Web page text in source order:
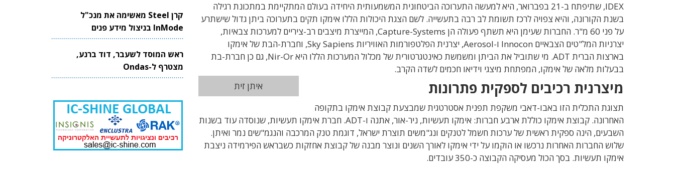
IDEX, שתיפתח ב-21 בפברואר, היא למעשה התערוכה הביטחונית המשמעותית היחידה בעולם המתקיימת במתכונת רגילה
בשנת הקורונה, והיא צפויה לרכז תשומת לב רבה בתעשייה. לשם הצגת היכולות הללו אימקו תקים בתערוכה ביתן גדול שישתרע
על פני 60 מ"ר. החברות שעימן היא תשתף פעולה הן Capture-Systems, המייצרת מיצבים רב-ציריים למערכות צבאיות,
יצרניות המל"טים הצבאיים Innocon ו-Aerosol, יצרנית הפלטפורמות האוויריות Sky Sapiens, וחברת-הבת של אימקו
בארצות הברית ADT. מי שתוביל את הביתן ומשמשת כאינטגרטורית של מכלול המערכות הללו היא Nir-Or, גם כן חברת-בת
בבעלות מלאה של אימקו, המפתחת מיצגי וידיאו חכמים לשדה הקרב.
מיצרנית רכיבים לספקית פתרונות
איתן זית
תצוגת התכלית הזו באבו-דאבי משקפת תפנית אסטרטגית שמבצעת קבוצת אימקו בתקופה
האחרונה. קבוצת אימקו כוללת ארבע חברות: אימקו תעשיות, ניר-אור, אתנה ו-ADT. חברת אימקו תעשיות, שנוסדה עוד בשנות
השבעים, הינה ספקית ראשית של ערכות חשמל לטנקים ונג"משים תוצרת ישראל, דוגמת טנק המרכבה והנגמ"שים נמר ואיתן.
שלוש החברות האחרות נרכשו או הוקמו על ידי אימקו לאורך השנים ונוצר מבנה של קבוצת אחזקות כשבראש הפירמידה ניצבת
אימקו תעשיות. בסך הכול מעסיקה הקבוצה כ-350 עובדים.
קרן Steel מאשימה את מנכ"ל
InMode בניצול מידע פנים
ראש המוסד לשעבר, דוד ברנע,
מצטרף ל-Ondas